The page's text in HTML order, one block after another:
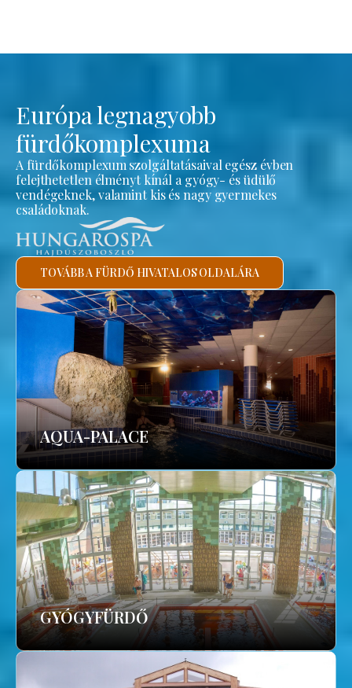
Európa legnagyobb
fürdőkomplexuma
A fürdőkomplexum szolgáltatásaival egész évben
felejthetetlen élményt kínál a gyógy- és üdülő
vendégeknek, valamint kis és nagy gyermekes
családoknak.
TOVÁBB A FÜRDŐ HIVATALOS OLDALÁRA
AQUA-PALACE
GYÓGYFÜRDŐ